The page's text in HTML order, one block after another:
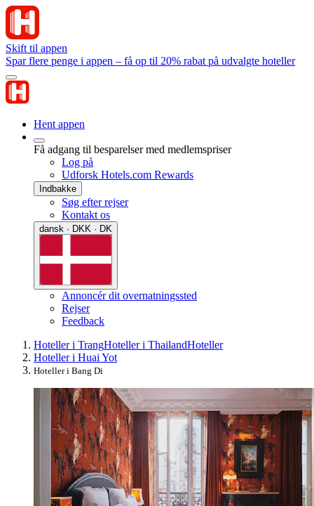
Skift til appen
Spar flere penge i appen – få op til 20% rabat på udvalgte hoteller
Hent appen
Få adgang til besparelser med medlemspriser
Log på
Udforsk Hotels.com Rewards
Indbakke
Søg efter rejser
Kontakt os
dansk · DKK · DK
Annoncér dit overnatningssted
Rejser
Feedback
Hoteller i TrangHoteller i ThailandHoteller
Hoteller i Huai Yot
Hoteller i Bang Di